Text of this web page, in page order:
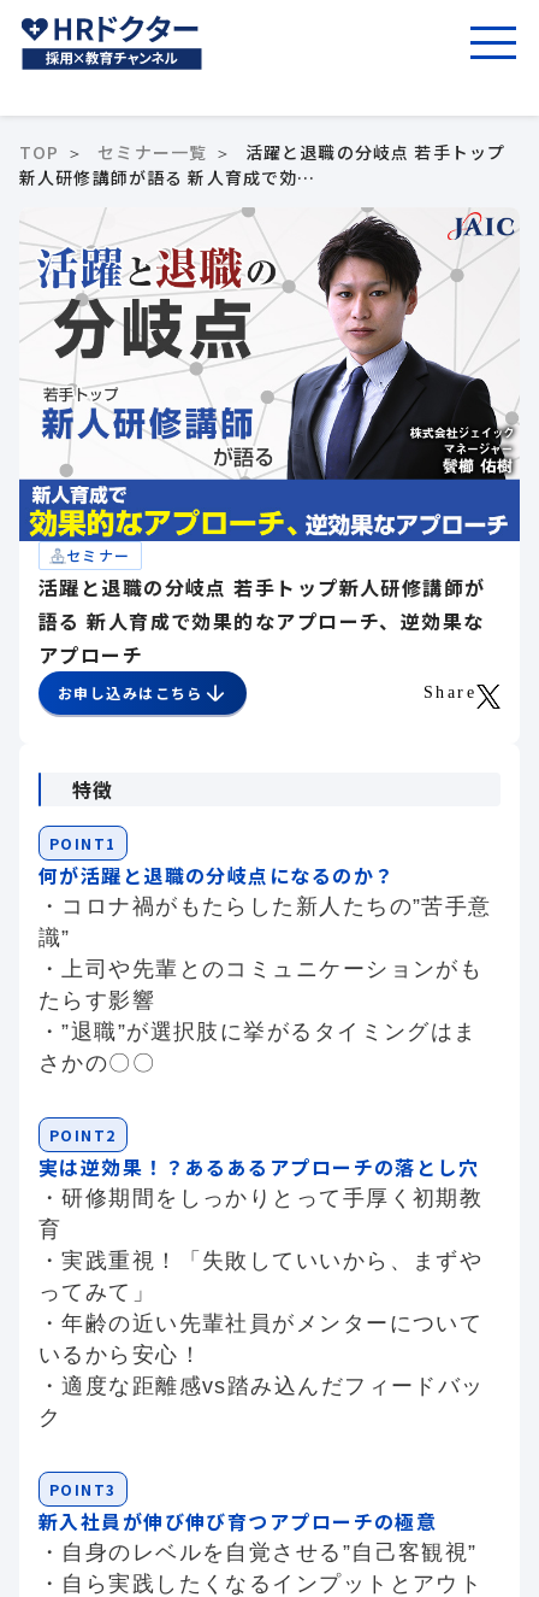
TOP セミナー一覧
活躍と退職の分岐点 若手トップ
新人研修講師が語る 新人育成で効…
セミナー
活躍と退職の分岐点 若手トップ新人研修講師が
語る 新人育成で効果的なアプローチ、逆効果な
アプローチ
お申し込みはこちら Share
特徴
POINT1
何が活躍と退職の分岐点になるのか？
・コロナ禍がもたらした新人たちの”苦手意
識”
・上司や先輩とのコミュニケーションがも
たらす影響
・”退職”が選択肢に挙がるタイミングはま
さかの〇〇
POINT2
実は逆効果！？あるあるアプローチの落とし穴
・研修期間をしっかりとって手厚く初期教
育
・実践重視！「失敗していいから、まずや
ってみて」
・年齢の近い先輩社員がメンターについて
いるから安心！
・適度な距離感vs踏み込んだフィードバッ
ク
POINT3
新入社員が伸び伸び育つアプローチの極意
・自身のレベルを自覚させる”自己客観視”
・自ら実践したくなるインプットとアウト